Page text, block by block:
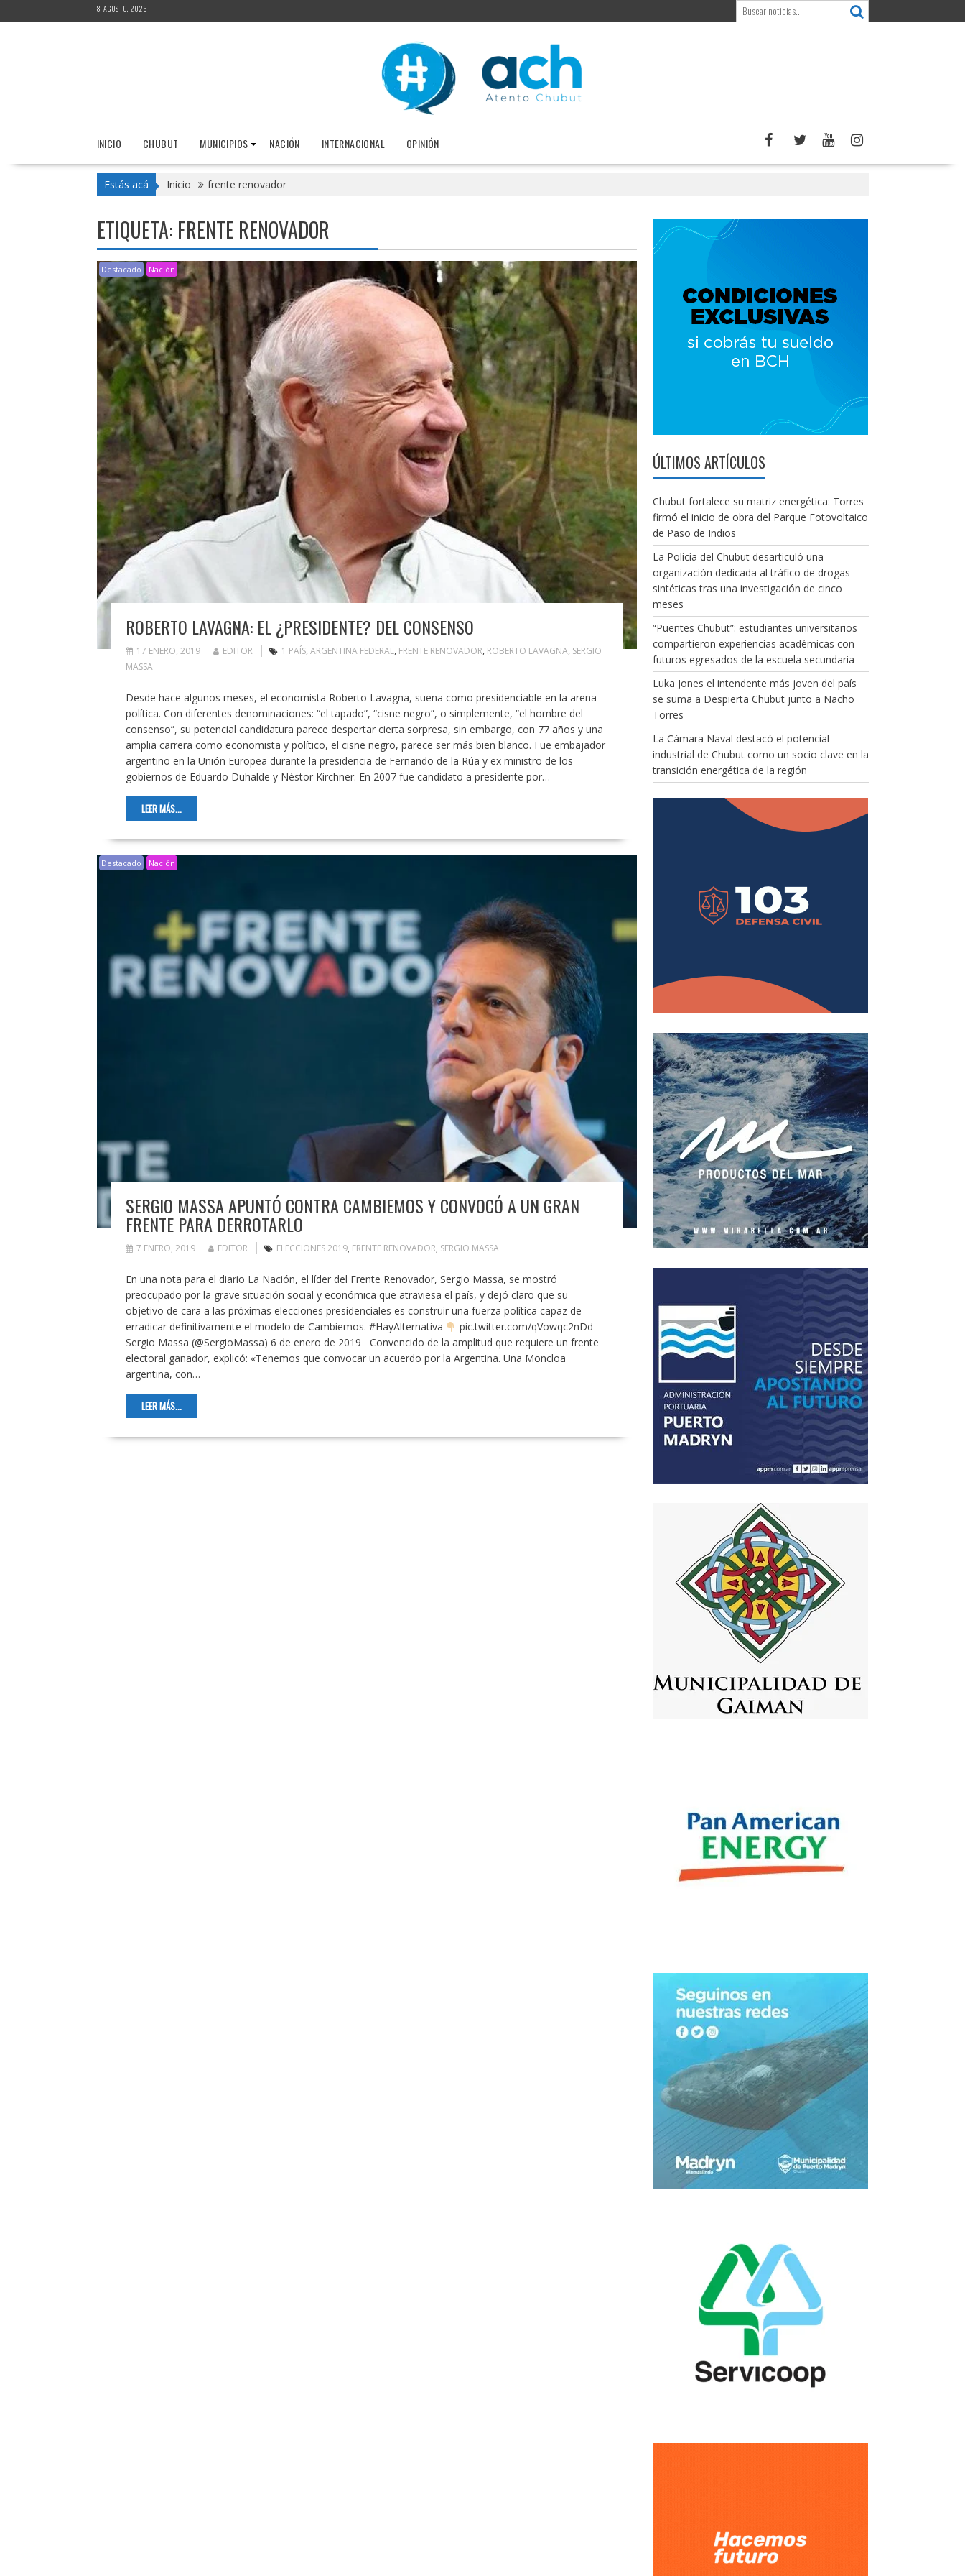
al
8 AGOSTO, 2026
INICIO CHUBUT MUNICIPIOS NACIÓN INTERNACIONAL OPINIÓN
Estás acá Inicio frente renovador
ETIQUETA: FRENTE RENOVADOR
Destacado Nación
ROBERTO LAVAGNA: EL ¿PRESIDENTE? DEL CONSENSO
17 ENERO, 2019 EDITOR 1 PAÍS, ARGENTINA FEDERAL, FRENTE RENOVADOR, ROBERTO LAVAGNA, SERGIO
MASSA
Desde hace algunos meses, el economista Roberto Lavagna, suena como presidenciable en la arena
política. Con diferentes denominaciones: “el tapado”, “cisne negro”, o simplemente, “el hombre del
consenso”, su potencial candidatura parece despertar cierta sorpresa, sin embargo, con 77 años y una
amplia carrera como economista y político, el cisne negro, parece ser más bien blanco. Fue embajador
argentino en la Unión Europea durante la presidencia de Fernando de la Rúa y ex ministro de los
gobiernos de Eduardo Duhalde y Néstor Kirchner. En 2007 fue candidato a presidente por…
LEER MÁS...
Destacado Nación
SERGIO MASSA APUNTÓ CONTRA CAMBIEMOS Y CONVOCÓ A UN GRAN
FRENTE PARA DERROTARLO
7 ENERO, 2019 EDITOR ELECCIONES 2019, FRENTE RENOVADOR, SERGIO MASSA
En una nota para el diario La Nación, el líder del Frente Renovador, Sergio Massa, se mostró
preocupado por la grave situación social y económica que atraviesa el país, y dejó claro que su
objetivo de cara a las próximas elecciones presidenciales es construir una fuerza política capaz de
erradicar definitivamente el modelo de Cambiemos. #HayAlternativa
pic.twitter.com/qVowqc2nDd —
Sergio Massa (@SergioMassa) 6 de enero de 2019 Convencido de la amplitud que requiere un frente
electoral ganador, explicó: «Tenemos que convocar un acuerdo por la Argentina. Una Moncloa
argentina, con…
LEER MÁS...
ÚLTIMOS ARTÍCULOS
Chubut fortalece su matriz energética: Torres
firmó el inicio de obra del Parque Fotovoltaico
de Paso de Indios
La Policía del Chubut desarticuló una
organización dedicada al tráfico de drogas
sintéticas tras una investigación de cinco
meses
“Puentes Chubut”: estudiantes universitarios
compartieron experiencias académicas con
futuros egresados de la escuela secundaria
Luka Jones el intendente más joven del país
se suma a Despierta Chubut junto a Nacho
Torres
La Cámara Naval destacó el potencial
industrial de Chubut como un socio clave en la
transición energética de la región